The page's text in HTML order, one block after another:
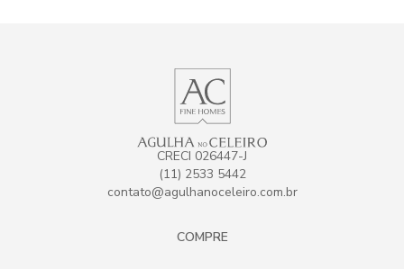
CRECI 026447-J
(11) 2533 5442
contato@agulhanoceleiro.com.br
COMPRE